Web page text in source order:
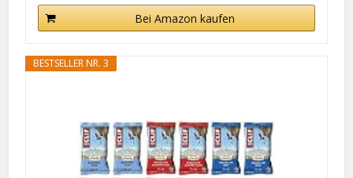
Bei Amazon kaufen
BESTSELLER NR. 3